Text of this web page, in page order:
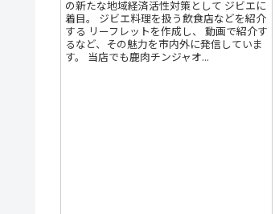
の新たな地域経済活性対策として ジビエに
着目。 ジビエ料理を扱う飲食店などを紹介
する リーフレットを作成し、 動画で紹介す
るなど、その魅力を市内外に発信していま
す。 当店でも鹿肉チンジャオ...